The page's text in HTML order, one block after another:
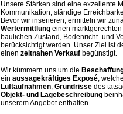
Unsere Stärken sind eine exzellente
Kommunikation, ständige
Bevor wir inserieren, ermitteln wir
Wertermittlung einen
baulichen Zustand, Bodenricht- und
berücksichtigt werden. Unser Ziel ist
einen zeitnahen Verkauf begünstigt.
Wir kümmern uns um die
ein aussagekräftiges Exposé ,
Luftaufnahmen Grundrisse des
Objekt- und Lagebeschreibung
unserem Angebot enthalten.